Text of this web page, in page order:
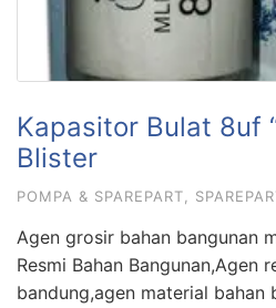
Kapasitor Bulat 8uf
Blister
POMPA & SPAREPART,
Agen grosir bahan bangunan
Resmi Bahan Bangunan,Agen
bandung,agen material bahan